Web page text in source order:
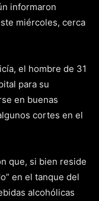
informaron
miércoles, cerca
el hombre de 31
para su
en buenas
cortes en el
que, si bien reside
en el tanque del
alcohólicas